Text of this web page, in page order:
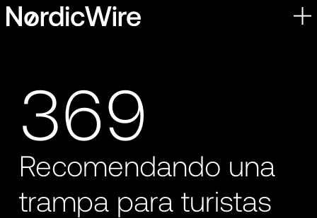
Skip
to
369
Recomendando una
trampa para turistas